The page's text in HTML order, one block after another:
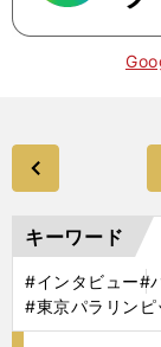
キーワード
#インタビュー#
#東京パラリンピ